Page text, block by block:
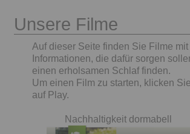
Unsere Filme
Auf dieser Seite finden Sie Filme mit
Informationen, die dafür sorgen
einen erholsamen Schlaf finden.
Um einen Film zu starten, klicken
auf Play.
Nachhaltigkeit dormabell